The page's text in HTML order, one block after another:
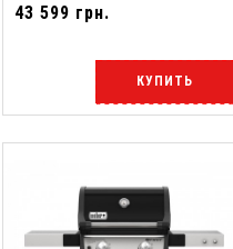
43 599 грн.
КУПИТЬ